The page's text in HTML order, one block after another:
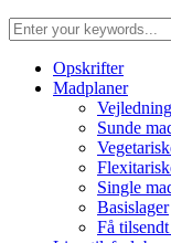
Opskrifter
Madplaner
Sunde
Single
Basislager
Få